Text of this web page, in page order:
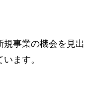
規事業の機会を見
ます。